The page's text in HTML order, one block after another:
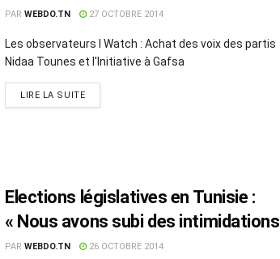
l’Initiative à Gafsa »
PAR WEBDO.TN 27 OCTOBRE 2014
Les observateurs I Watch : Achat des voix des partis
Nidaa Tounes et l'Initiative à Gafsa
LIRE LA SUITE
Elections législatives en Tunisie :
« Nous avons subi des intimidations
de tous les partis » affirme I Watch
PAR WEBDO.TN 26 OCTOBRE 2014